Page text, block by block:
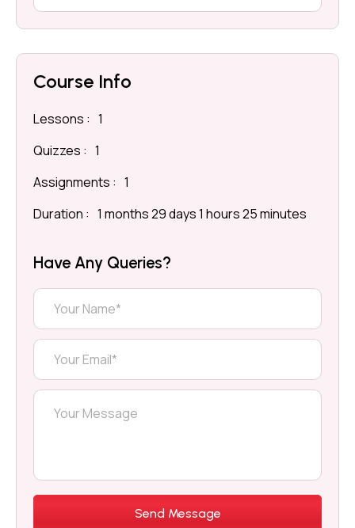
Course Info
Lessons : 1
Quizzes : 1
Assignments : 1
Duration : 1 months 29 days 1 hours 25 minutes
Have Any Queries?